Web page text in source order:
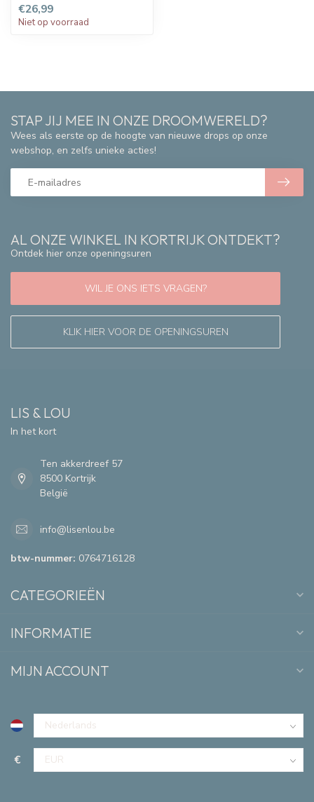
€26,99
Niet op voorraad
AL ONZE WINKEL IN KORTRIJK ONTDEKT?
Ontdek hier onze openingsuren
WIL JE ONS IETS VRAGEN?
KLIK HIER VOOR DE OPENINGSUREN
STAP JIJ MEE IN ONZE DROOMWERELD?
Wees als eerste op de hoogte van nieuwe drops op onze
webshop, en zelfs unieke acties!
LIS & LOU
In het kort
Ten akkerdreef 57
8500 Kortrijk
België
info@lisenlou.be
btw-nummer: 0764716128
CATEGORIEËN
INFORMATIE
MIJN ACCOUNT
€